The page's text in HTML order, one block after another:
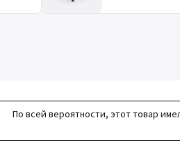
По всей вероятности, этот товар